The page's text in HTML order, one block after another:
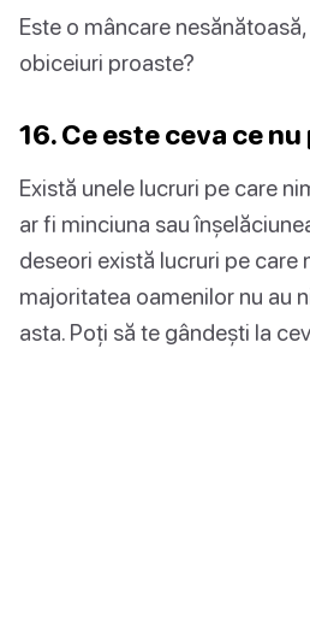
Este o mâncare
obiceiuri proaste?
16. Ce este ceva ce
Există unele lucruri pe care
ar fi minciuna sau
deseori există lucruri pe care
majoritatea oamenilor nu au
asta. Poți să te gândești la